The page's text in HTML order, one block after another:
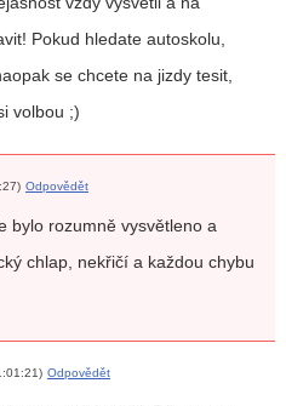
Pokud hledate autoskolu,
se chcete na jizdy tesit,
volbou ;)
Odpovědět
bylo rozumně vysvětleno a
chlap, nekřičí a každou chybu
Odpovědět